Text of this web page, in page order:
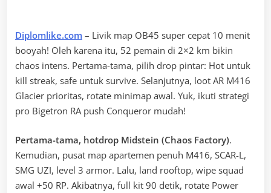
Diplomlike.com – Livik map OB45 super cepat 10 menit
booyah! Oleh karena itu, 52 pemain di 2×2 km bikin
chaos intens. Pertama-tama, pilih drop pintar: Hot untuk
kill streak, safe untuk survive. Selanjutnya, loot AR M416
Glacier prioritas, rotate minimap awal. Yuk, ikuti strategi
pro Bigetron RA push Conqueror mudah!
Pertama-tama, hotdrop Midstein (Chaos Factory).
Kemudian, pusat map apartemen penuh M416, SCAR-L,
SMG UZI, level 3 armor. Lalu, land rooftop, wipe squad
awal +50 RP. Akibatnya, full kit 90 detik, rotate Power